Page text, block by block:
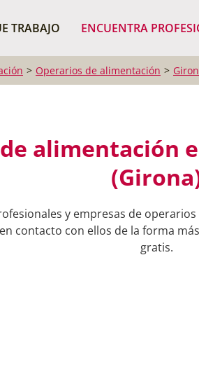
TRABAJO ENCUENTRA
Operarios de alimentación
alimentación
y empresas de
contacto con ellos de la forma
gratis.